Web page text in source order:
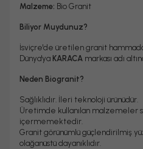
Malzeme: Bio Granit
Biliyor Muydunuz?
İsviçre'de üretilen granit
Dünya'ya KARACA markası adı
Neden Biogranit?
Sağlıklıdır. İleri teknoloji ürünüdür.
Üretimde kullanılan malzemeler
içermemektedir.
Granit görünümlü güçlendirilmiş
olağanüstü dayanıklıdır.